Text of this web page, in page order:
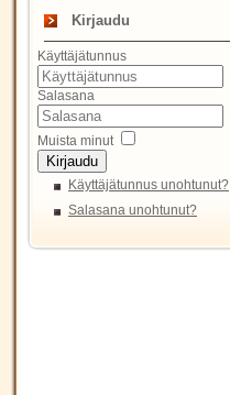
Kirjaudu
Käyttäjätunnus
Salasana
Muista minut
Kirjaudu
Käyttäjätunnus unohtunut?
Salasana unohtunut?